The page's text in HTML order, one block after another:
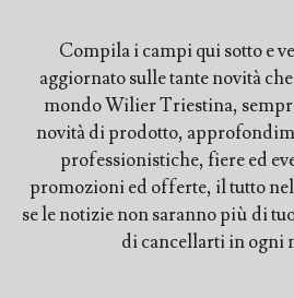
Compila i campi qui sotto e
aggiornato sulle tante novità
mondo Wilier Triestina,
novità di prodotto,
professionistiche, fiere ed
promozioni ed offerte, il tutto
se le notizie non saranno più di
di cancellarti in ogni